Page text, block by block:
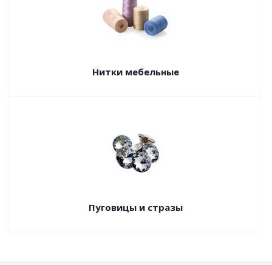
Нитки мебельные
Пуговицы и стразы